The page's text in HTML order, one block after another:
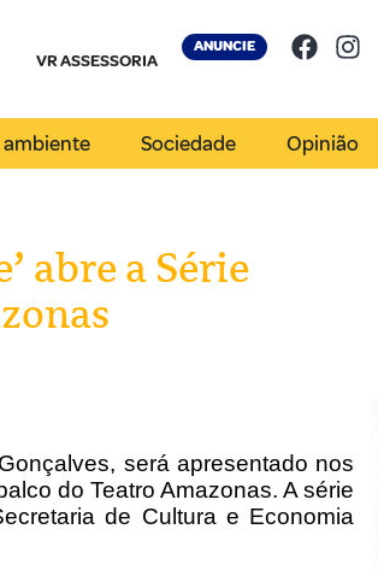
VR ASSESSORIA
ANUNCIE
ambiente Sociedade Opinião
abre a Série
será apresentado nos
do Teatro Amazonas. A série
de Cultura e Economia